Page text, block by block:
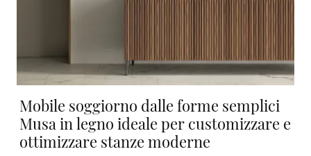
Mobile soggiorno dalle forme semplici
Musa in legno ideale per customizzare e
ottimizzare stanze moderne